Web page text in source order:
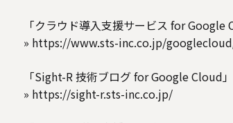
「クラウド導入支援サービス for Google
» https://www.sts-inc.co.jp/
「Sight-R 技術ブログ for Google Cloud
» https://sight-r.sts-inc.co.jp/